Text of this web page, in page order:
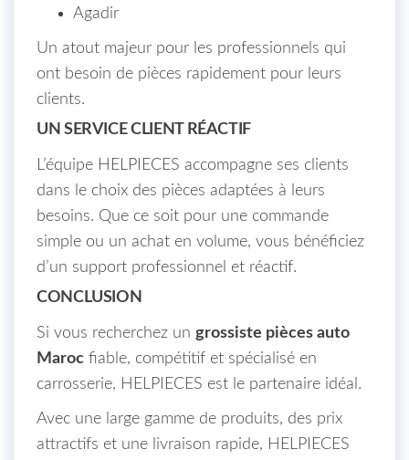
Agadir
Un atout majeur pour les professionnels qui
ont besoin de pièces rapidement pour leurs
clients.
UN SERVICE CLIENT RÉACTIF
L’équipe HELPIECES accompagne ses clients
dans le choix des pièces adaptées à leurs
besoins. Que ce soit pour une commande
simple ou un achat en volume, vous bénéficiez
d’un support professionnel et réactif.
CONCLUSION
Si vous recherchez un grossiste pièces auto
Maroc fiable, compétitif et spécialisé en
carrosserie, HELPIECES est le partenaire idéal.
Avec une large gamme de produits, des prix
attractifs et une livraison rapide, HELPIECES